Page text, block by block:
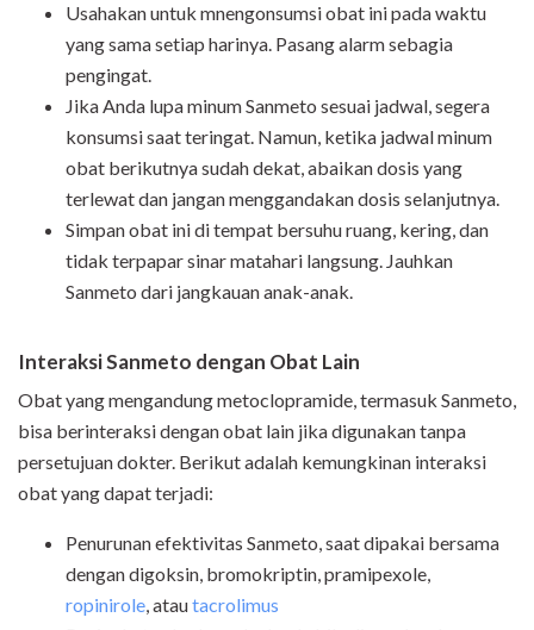
Usahakan untuk mnengonsumsi obat ini pada waktu
yang sama setiap harinya. Pasang alarm sebagia
pengingat.
Jika Anda lupa minum Sanmeto sesuai jadwal, segera
konsumsi saat teringat. Namun, ketika jadwal minum
obat berikutnya sudah dekat, abaikan dosis yang
terlewat dan jangan menggandakan dosis selanjutnya.
Simpan obat ini di tempat bersuhu ruang, kering, dan
tidak terpapar sinar matahari langsung. Jauhkan
Sanmeto dari jangkauan anak-anak.
Interaksi Sanmeto dengan Obat Lain
Obat yang mengandung metoclopramide, termasuk Sanmeto,
bisa berinteraksi dengan obat lain jika digunakan tanpa
persetujuan dokter. Berikut adalah kemungkinan interaksi
obat yang dapat terjadi:
Penurunan efektivitas Sanmeto, saat dipakai bersama
dengan digoksin, bromokriptin, pramipexole,
ropinirole, atautacrolimus